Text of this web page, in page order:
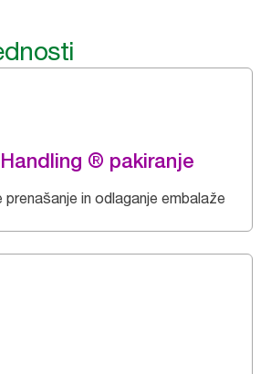
® pakiranje
in odlaganje embalaže